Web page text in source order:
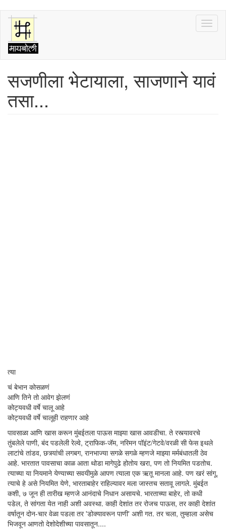
Skip
main
content
सजणीला भेटायाला, साजणाने यावं
तसा...
त्या
चं बेभान कोसळणं
आणि तिने तो आवेग झेलणं
कोट्यवधी वर्षे चालू आहे
कोट्यवधी वर्षे चालूही राहणार आहे
पावसाळा आणि खास करून मुंबईतला पाऊस माझ्या खास आवडीचा. ते रस्त्यावरचे
तुंबलेले पाणी, बंद पडलेली रेल्वे, ट्राफिक-जॅम, नरिमन पॉइंट/गेटवे/वरळी सी फेस इथले
लाटांचे तांडव, छत्र्यांची लगबग, रानभाज्या सगळे सगळे म्हणजे माझ्या मर्मबंधातली ठेव
आहे. भारतात पावसाचा काळ आता थोडा मागेपुढे होतोय खरा, पण तो नियमित पडतोच.
त्याच्या या नियमाने येण्याच्या सवयीमुळे आपण त्याला एक ऋतू मानला आहे. पण खरं सांगू,
त्याचे हे असे नियमित येणे, भारताबाहेर राहिल्यावर मला जास्तच सतावू लागले. मुंबईत
कशी, ७ जून ही तारीख म्हणजे आनंदाचे निधान असायचे. भारताच्या बाहेर, तो कधी
पडेल, ते सांगता येत नाही अशी अवस्था. काही देशांत तर रोजच पाऊस, तर काही देशांत
वर्षातून दोन-चार वेळा पडला तर 'डोक्यावरून पाणी' अशी गत. तर चला, तुम्हाला असेच
भिजवून आणतो देशोदेशीच्या पावसातून....